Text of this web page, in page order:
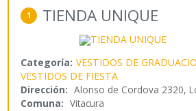
1 TIENDA UNIQUE
Categoría: VESTIDOS DE
VESTIDOS DE FIESTA
Dirección: Alonso de Cordova 2320,
Comuna: Vitacura